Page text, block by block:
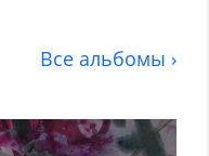
Все альбомы ›